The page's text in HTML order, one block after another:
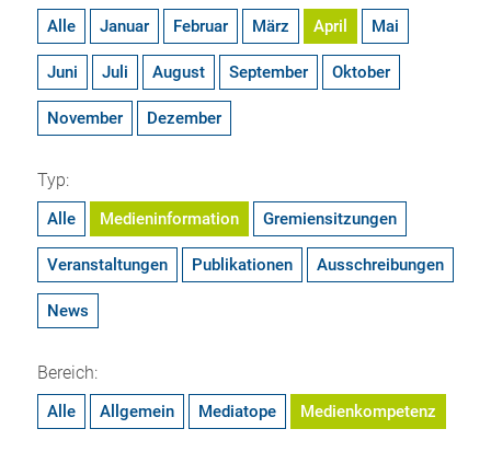
Alle Januar Februar März April Mai
Juni Juli August September Oktober
November Dezember
Typ:
Alle Medieninformation Gremiensitzungen
Veranstaltungen Publikationen Ausschreibungen
News
Bereich:
Alle Allgemein Mediatope Medienkompetenz